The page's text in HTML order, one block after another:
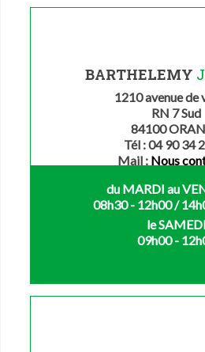
BARTHELEMY
1210 avenue de
RN 7 Sud
84100
Tél : 04 90 34
Mail : Nous
du MARDI au
08h30 - 12h00 /
le SAMEDI
09h00 -